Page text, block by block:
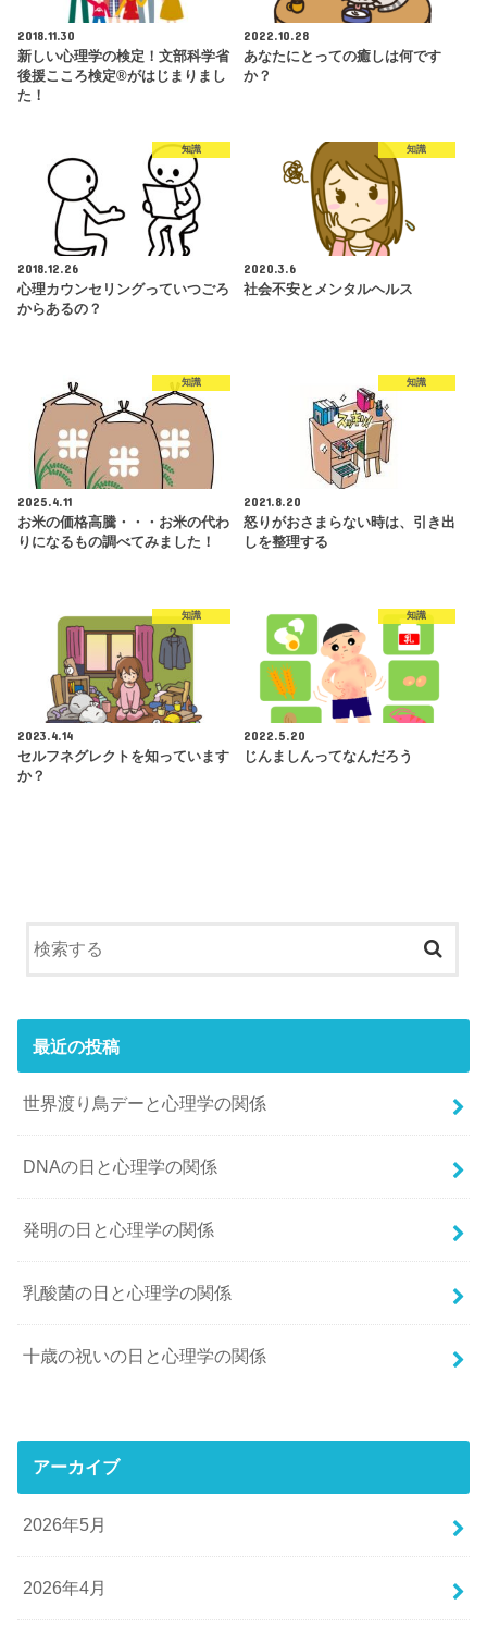
2018.11.30
新しい心理学の検定！文部科学省
後援こころ検定®︎がはじまりまし
た！
2022.10.28
あなたにとっての癒しは何です
か？
知識
2018.12.26
心理カウンセリングっていつごろ
からあるの？
知識
2020.3.6
社会不安とメンタルヘルス
知識
2025.4.11
お米の価格高騰・・・お米の代わ
りになるもの調べてみました！
知識
2021.8.20
怒りがおさまらない時は、引き出
しを整理する
知識
2023.4.14
セルフネグレクトを知っています
か？
知識
2022.5.20
じんましんってなんだろう
最近の投稿
世界渡り鳥デーと心理学の関係
DNAの日と心理学の関係
発明の日と心理学の関係
乳酸菌の日と心理学の関係
十歳の祝いの日と心理学の関係
アーカイブ
2026年5月
2026年4月